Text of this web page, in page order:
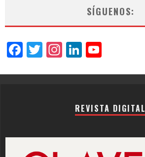
SÍGUENOS:
Facebook
Twitter
Instagram
LinkedIn
REVISTA DIGITAL